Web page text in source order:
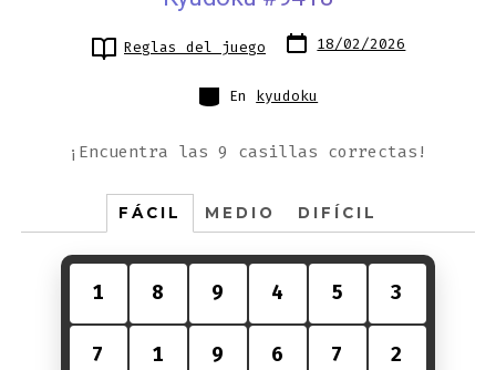
Reglas del juego
Fecha
de 18/02/2026
Categorías
En kyudoku
¡Encuentra las 9 casillas correctas!
FÁCIL MEDIO DIFÍCIL
1 8 9 4 5 3
7 1 9 6 7 2